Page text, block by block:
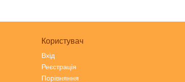
Користувач
Вхід
Реєстрація
Порівняння